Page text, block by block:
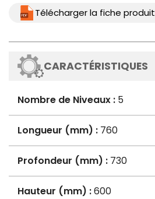
Télécharger la fiche produit
CARACTÉRISTIQUES
Nombre de Niveaux : 5
Longueur (mm) : 760
Profondeur (mm) : 730
Hauteur (mm) :600